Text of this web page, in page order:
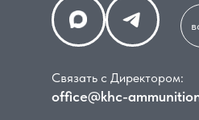
office@khc-
Связать с Директором: